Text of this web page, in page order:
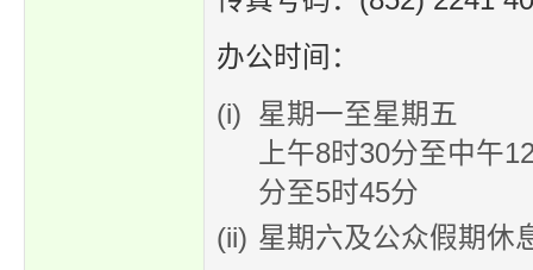
办公时间：
星期一至星期五
上午8时30分至中午
分至5时45分
星期六及公众假期休